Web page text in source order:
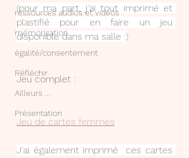
ressources audios et videos
mémorisation
égalité/consentement
Réfléchir
Ailleurs ...
Présentation
(pour ma part, j'ai tout imprimé et
plastifié pour en faire un jeu
disponible dans ma salle :)
Jeu complet :
Jeu de cartes femmes
J'ai également imprimé  ces cartes